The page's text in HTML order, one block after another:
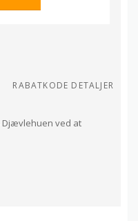
RABATKODE DETALJER
Djævlehuen ved at